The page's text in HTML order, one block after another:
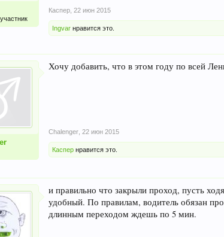
Каспер 22 июн 2015
Ingvar нравится это.
Хочу добавить, что в этом году по всей
Chalenger 22 июн 2015
Каспер нравится это.
и правильно что закрыли проход, пусть
удобный. По правилам, водитель обязан
длинным переходом ждешь по 5 мин.